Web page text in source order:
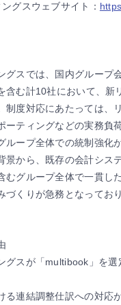
グスウェブサイト：
グスでは、国内グループ
含む計10社において、新
制度対応にあたっては、
ーティングなどの実務負
ループ全体での統制強化
景から、既存の会計シス
むグループ全体で一貫し
づくりが急務となってお
グスが「multibook」を
る連結調整仕訳への対応